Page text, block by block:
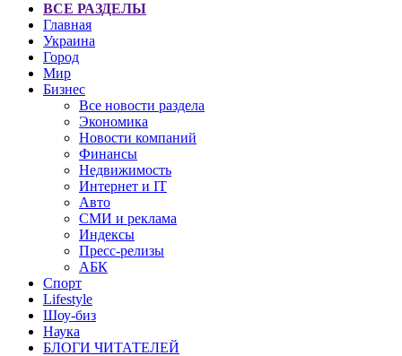
ВСЕ РАЗДЕЛЫ
Главная
Украина
Город
Мир
Бизнес
Все новости раздела
Экономика
Новости компаний
Финансы
Недвижимость
Интернет и IT
Авто
СМИ и реклама
Индексы
Пресс-релизы
АБК
Спорт
Lifestyle
Шоу-биз
Наука
БЛОГИ ЧИТАТЕЛЕЙ